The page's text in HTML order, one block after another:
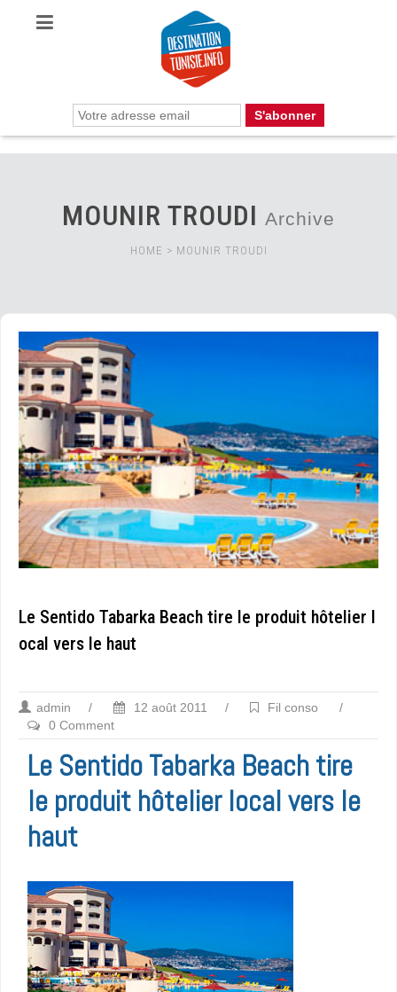
MOUNIR TROUDI Archive
HOME > MOUNIR TROUDI
Le Sentido Tabarka Beach tire le produit hôtelier l
ocal vers le haut
admin / 12 août 2011 / Fil conso
/
0 Comment
Le Sentido Tabarka Beach tire
le produit hôtelier local vers le
haut